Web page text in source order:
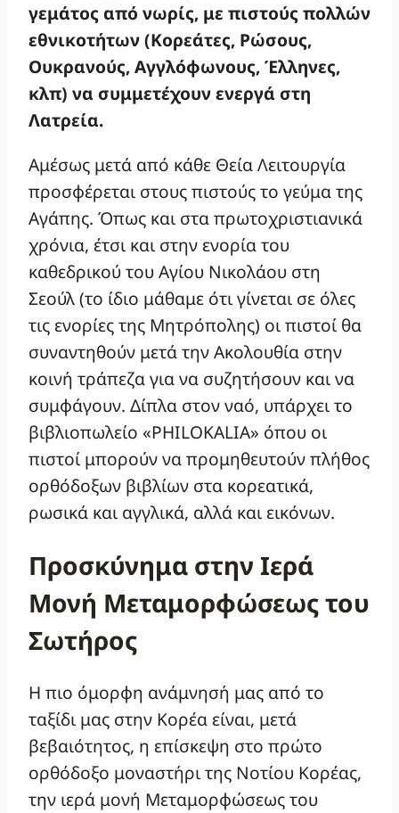
γεμάτος από νωρίς, με πιστούς πολλών
εθνικοτήτων (Κορεάτες, Ρώσους,
Ουκρανούς, Αγγλόφωνους, Έλληνες,
κλπ) να συμμετέχουν ενεργά στη
Λατρεία.
Αμέσως μετά από κάθε Θεία Λειτουργία
προσφέρεται στους πιστούς το γεύμα της
Αγάπης. Όπως και στα πρωτοχριστιανικά
χρόνια, έτσι και στην ενορία του
καθεδρικού του Αγίου Νικολάου στη
Σεούλ (το ίδιο μάθαμε ότι γίνεται σε όλες
τις ενορίες της Μητρόπολης) οι πιστοί θα
συναντηθούν μετά την Ακολουθία στην
κοινή τράπεζα για να συζητήσουν και να
συμφάγουν. Δίπλα στον ναό, υπάρχει το
βιβλιοπωλείο «PHILOKALIA» όπου οι
πιστοί μπορούν να προμηθευτούν πλήθος
ορθόδοξων βιβλίων στα κορεατικά,
ρωσικά και αγγλικά, αλλά και εικόνων.
Προσκύνημα στην Ιερά
Μονή Μεταμορφώσεως του
Σωτήρος
Η πιο όμορφη ανάμνησή μας από το
ταξίδι μας στην Κορέα είναι, μετά
βεβαιότητος, η επίσκεψη στο πρώτο
ορθόδοξο μοναστήρι της Νοτίου Κορέας,
την ιερά μονή Μεταμορφώσεως του